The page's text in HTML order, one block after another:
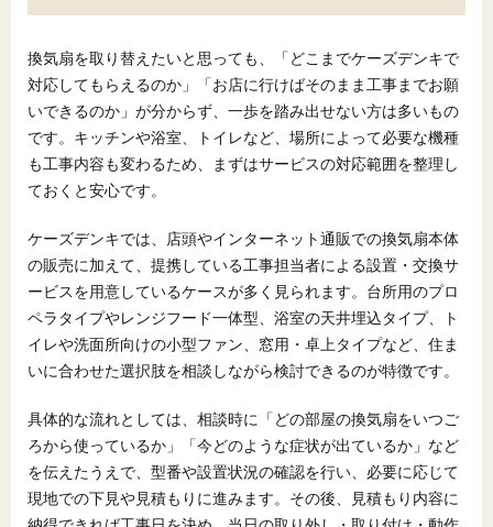
6.2 ケーズデンキの工事サービスに任せる場合の安
心感と向いている人
7
ケーズデンキで換気扇交換をスムーズに進めるた
めの準備と相談のコツ
7.1
見積もり前に整理しておきたい情報と、写真の
撮り方
7.2
店舗相談・電話・ネット相談をどう使い分ける
8
まとめ：ケーズデンキの換気扇交換サービスを上
手に活用するポイント
8.1 この記事の要点と、ケーズデンキ利用時に押さ
えたいチェックポイント
りサイトも併用しよう
換気扇を取り替えたいと思っても、「どこまでケーズデンキで
対応してもらえるのか」「お店に行けばそのまま工事までお願
いできるのか」が分からず、一歩を踏み出せない方は多いもの
です。キッチンや浴室、トイレなど、場所によって必要な機種
も工事内容も変わるため、まずはサービスの対応範囲を整理し
ておくと安心です。
ケーズデンキでは、店頭やインターネット通販での換気扇本体
の販売に加えて、提携している工事担当者による設置・交換サ
ービスを用意しているケースが多く見られます。台所用のプロ
ペラタイプやレンジフード一体型、浴室の天井埋込タイプ、ト
イレや洗面所向けの小型ファン、窓用・卓上タイプなど、住ま
いに合わせた選択肢を相談しながら検討できるのが特徴です。
具体的な流れとしては、相談時に「どの部屋の換気扇をいつご
ろから使っているか」「今どのような症状が出ているか」など
を伝えたうえで、型番や設置状況の確認を行い、必要に応じて
現地での下見や見積もりに進みます。その後、見積もり内容に